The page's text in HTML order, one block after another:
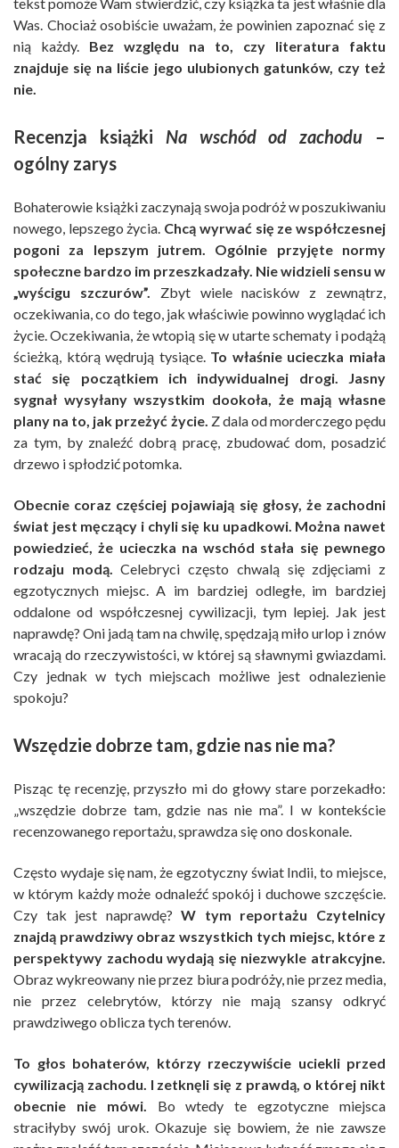
Was. Chociaż osobiście uważam, że powinien zapoznać się z
nią każdy. Bez względu na to, czy literatura faktu
znajduje się na liście jego ulubionych gatunków, czy też
nie.
Recenzja książki Na wschód od zachodu –
ogólny zarys
Bohaterowie książki zaczynają swoja podróż w poszukiwaniu
nowego, lepszego życia. Chcą wyrwać się ze współczesnej
pogoni za lepszym jutrem. Ogólnie przyjęte normy
społeczne bardzo im przeszkadzały. Nie widzieli sensu w
„wyścigu szczurów”. Zbyt wiele nacisków z zewnątrz,
oczekiwania, co do tego, jak właściwie powinno wyglądać ich
życie. Oczekiwania, że wtopią się w utarte schematy i podążą
ścieżką, którą wędrują tysiące. To właśnie ucieczka miała
stać się początkiem ich indywidualnej drogi. Jasny
sygnał wysyłany wszystkim dookoła, że mają własne
plany na to, jak przeżyć życie. Z dala od morderczego pędu
za tym, by znaleźć dobrą pracę, zbudować dom, posadzić
drzewo i spłodzić potomka.
Obecnie coraz częściej pojawiają się głosy, że zachodni
świat jest męczący i chyli się ku upadkowi. Można nawet
powiedzieć, że ucieczka na wschód stała się pewnego
rodzaju modą. Celebryci często chwalą się zdjęciami z
egzotycznych miejsc. A im bardziej odległe, im bardziej
oddalone od współczesnej cywilizacji, tym lepiej. Jak jest
naprawdę? Oni jadą tam na chwilę, spędzają miło urlop i znów
wracają do rzeczywistości, w której są sławnymi gwiazdami.
Czy jednak w tych miejscach możliwe jest odnalezienie
spokoju?
Wszędzie dobrze tam, gdzie nas nie ma?
Pisząc tę recenzję, przyszło mi do głowy stare porzekadło:
„wszędzie dobrze tam, gdzie nas nie ma”. I w kontekście
recenzowanego reportażu, sprawdza się ono doskonale.
Często wydaje się nam, że egzotyczny świat Indii, to miejsce,
w którym każdy może odnaleźć spokój i duchowe szczęście.
Czy tak jest naprawdę?W tym reportażu Czytelnicy
znajdą prawdziwy obraz wszystkich tych miejsc, które z
perspektywy zachodu wydają się niezwykle atrakcyjne.
Obraz wykreowany nie przez biura podróży, nie przez media,
nie przez celebrytów, którzy nie mają szansy odkryć
prawdziwego oblicza tych terenów.
To głos bohaterów, którzy rzeczywiście uciekli przed
cywilizacją zachodu. I zetknęli się z prawdą, o której nikt
obecnie nie mówi. Bo wtedy te egzotyczne miejsca
straciłyby swój urok. Okazuje się bowiem, że nie zawsze